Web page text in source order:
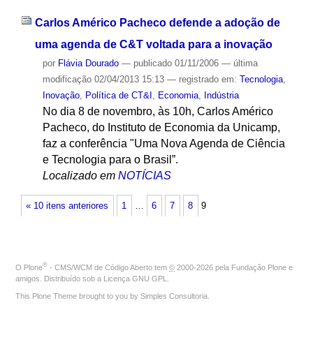
Carlos Américo Pacheco defende a adoção de
uma agenda de C&T voltada para a inovação
por Flávia Dourado — publicado01/11/2006 — última
modificação02/04/2013 15:13 — registrado em: Tecnologia,
Inovação, Política de CT&I , Economia, Indústria
No dia 8 de novembro, às 10h, Carlos Américo
Pacheco, do Instituto de Economia da Unicamp,
faz a conferência "Uma Nova Agenda de Ciência
e Tecnologia para o Brasil”.
Localizado em NOTÍCIAS
« 10 itens anteriores 1 6 7 8 9
O Plone® - CMS/WCM de Código Aberto tem © 2000-2026 pela Fundação Plone e
amigos. Distribuído sob a Licença GNU GPL
This Plone Theme brought to you by Simples Consultoria